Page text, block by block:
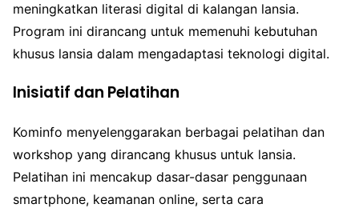
meningkatkan literasi digital di kalangan lansia.
Program ini dirancang untuk memenuhi kebutuhan
khusus lansia dalam mengadaptasi teknologi digital.
Inisiatif dan Pelatihan
Kominfo menyelenggarakan berbagai pelatihan dan
workshop yang dirancang khusus untuk lansia.
Pelatihan ini mencakup dasar-dasar penggunaan
smartphone, keamanan online, serta cara